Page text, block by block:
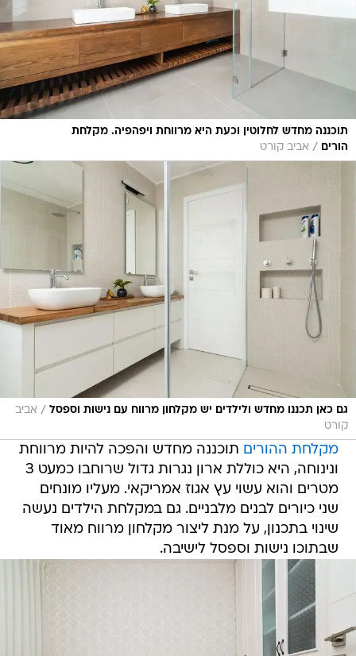
תוכננה מחדש לחלוטין וכעת היא מרווחת ויפהפיה. מקלחת
הורים
/ אביב קורט
גם כאן תכננו מחדש ולילדים יש מקלחון מרווח עם נישות וספסל / אביב
קורט
מקלחת ההורים תוכננה מחדש והפכה להיות מרווחת
ונינוחה, היא כוללת ארון נגרות גדול שרוחבו כמעט 3
מטרים והוא עשוי עץ אגוז אמריקאי. מעליו מונחים
שני כיורים לבנים מלבניים. גם במקלחת הילדים נעשה
שינוי בתכנון, על מנת ליצור מקלחון מרווח מאוד
שבתוכו נישות וספסל לישיבה.